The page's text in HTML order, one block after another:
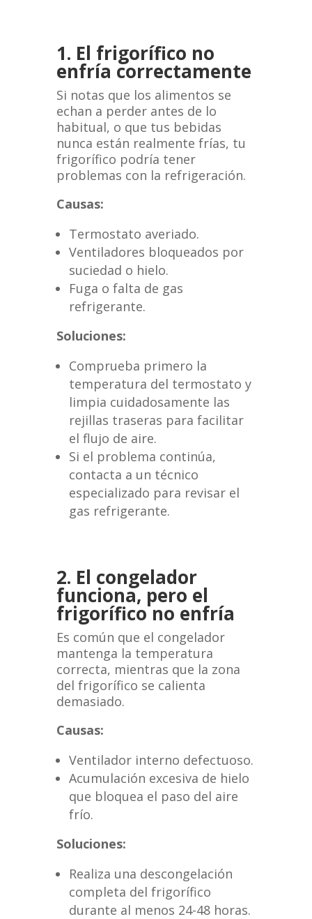
1. El frigorífico no
enfría correctamente
Si notas que los alimentos se
echan a perder antes de lo
habitual, o que tus bebidas
nunca están realmente frías, tu
frigorífico podría tener
problemas con la refrigeración.
Causas:
Termostato averiado.
Ventiladores bloqueados por
suciedad o hielo.
Fuga o falta de gas
refrigerante.
Soluciones:
Comprueba primero la
temperatura del termostato y
limpia cuidadosamente las
rejillas traseras para facilitar
el flujo de aire.
Si el problema continúa,
contacta a un técnico
especializado para revisar el
gas refrigerante.
2. El congelador
funciona, pero el
frigorífico no enfría
Es común que el congelador
mantenga la temperatura
correcta, mientras que la zona
del frigorífico se calienta
demasiado.
Causas:
Ventilador interno defectuoso.
Acumulación excesiva de hielo
que bloquea el paso del aire
frío.
Soluciones:
Realiza una descongelación
completa del frigorífico
durante al menos 24-48 horas.